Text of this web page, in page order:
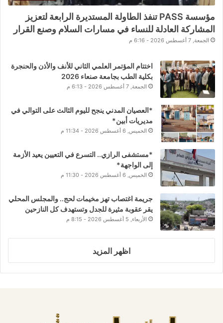
مؤسسة PASS تنفذ الطاولة المستديرة الرابعة لتعزيز
المشاركة العادلة للنساء في مسارات السلام وصنع القرار
الجمعة, 7 أغسطس 2026 - 6:16 م
اختتام المؤتمر العلمي الثاني للأنف والأذن والحنجرة
بكلية الطب بجامعة صنعاء 2026
الجمعة, 7 أغسطس 2026 - 6:13 م
*العصيان المدني ينجح لليوم الثالث على التوالي في
مديريات أبين*
الخميس, 6 أغسطس 2026 - 11:34 م
*مستشفى الرازي.. التسرع في التعيين يعيد الأزمة
إلى الواجهة*
الخميس, 6 أغسطس 2026 - 11:30 م
جريمة اغتصاب تهز مخيمات لحج.. والمجلس المحلي
يقر عقوبة مثيرة للجدل وتستهدف كل النازحين
الأربعاء, 5 أغسطس 2026 - 8:15 م
اظهر المزيد